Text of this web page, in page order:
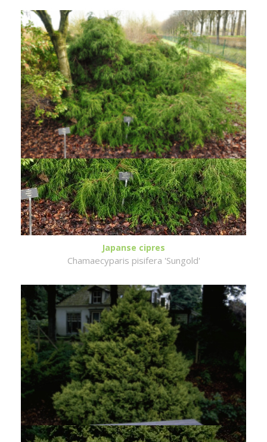
Japanse cipres
Chamaecyparis pisifera 'Sungold'